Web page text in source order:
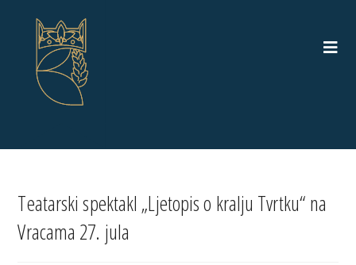
Teatarski spektakl „Ljetopis o kralju Tvrtku“ na
Vracama 27. jula